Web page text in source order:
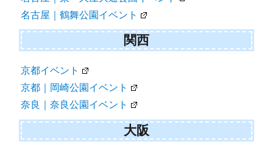
名古屋｜鶴舞公園イベント
関西
京都イベント
京都｜岡崎公園イベント
奈良｜奈良公園イベント
大阪